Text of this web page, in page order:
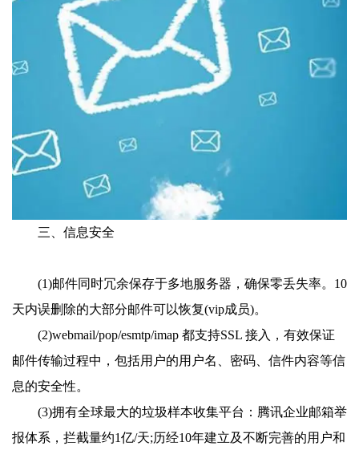
三、信息安全
(1)邮件同时冗余保存于多地服务器，确保零丢失率。10
天内误删除的大部分邮件可以恢复(vip成员)。
(2)webmail/pop/esmtp/imap 都支持SSL 接入，有效保证
邮件传输过程中，包括用户的用户名、密码、信件内容等信
息的安全性。
(3)拥有全球最大的垃圾样本收集平台：腾讯企业邮箱举
报体系，拦截量约1亿/天;历经10年建立及不断完善的用户和